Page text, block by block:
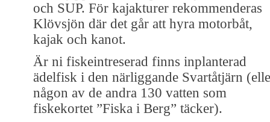
och SUP. För kajakturer rekommenderas
Klövsjön där det går att hyra motorbåt,
kajak och kanot.
Är ni fiskeintreserad finns inplanterad
ädelfisk i den närliggande Svartåtjärn
någon av de andra 130 vatten som
fiskekortet ”Fiska i Berg” täcker).